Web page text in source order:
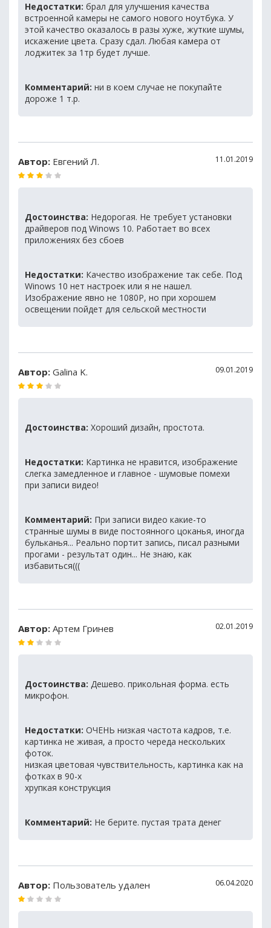
Недостатки: брал для улучшения качества
встроенной камеры не самого нового ноутбука. У
этой качество оказалось в разы хуже, жуткие шумы,
искажение цвета. Сразу сдал. Любая камера от
лоджитек за 1тр будет лучше.
Комментарий: ни в коем случае не покупайте
дороже 1 т.р.
Автор: Евгений Л. 11.01.2019
Достоинства: Недорогая. Не требует установки
драйверов под Winows 10. Работает во всех
приложениях без сбоев
Недостатки: Качество изображение так себе. Под
Winows 10 нет настроек или я не нашел.
Изображение явно не 1080Р, но при хорошем
освещении пойдет для сельской местности
Автор: Galina K. 09.01.2019
Достоинства: Хороший дизайн, простота.
Недостатки: Картинка не нравится, изображение
слегка замедленное и главное - шумовые помехи
при записи видео!
Комментарий: При записи видео какие-то
странные шумы в виде постоянного цоканья, иногда
бульканья... Реально портит запись, писал разными
прогами - результат один... Не знаю, как
избавиться(((
Автор: Артем Гринев 02.01.2019
Достоинства: Дешево. прикольная форма. есть
микрофон.
Недостатки: ОЧЕНЬ низкая частота кадров, т.е.
картинка не живая, а просто череда нескольких
фоток.
низкая цветовая чувствительность, картинка как на
фотках в 90-х
хрупкая конструкция
Комментарий: Не берите. пустая трата денег
Автор: Пользователь удален 06.04.2020